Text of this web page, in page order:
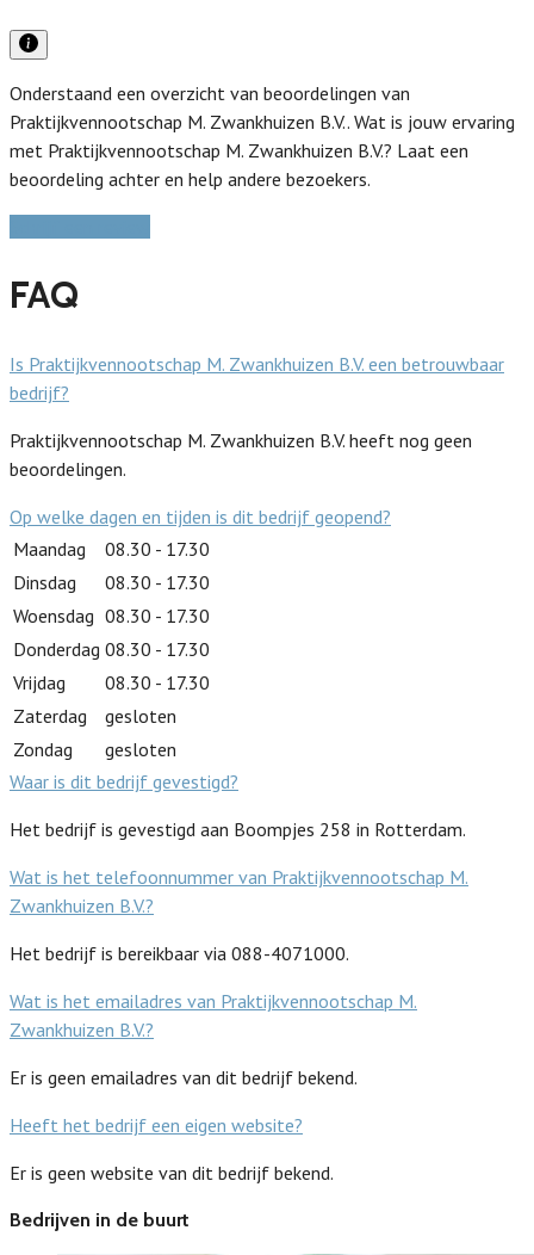
Onderstaand een overzicht van beoordelingen van
Praktijkvennootschap M. Zwankhuizen B.V.. Wat is jouw ervaring
met Praktijkvennootschap M. Zwankhuizen B.V.? Laat een
beoordeling achter en help andere bezoekers.
FAQ
Is Praktijkvennootschap M. Zwankhuizen B.V. een betrouwbaar
bedrijf?
Praktijkvennootschap M. Zwankhuizen B.V. heeft nog geen
beoordelingen.
Op welke dagen en tijden is dit bedrijf geopend?
Maandag
08.30 - 17.30
Dinsdag
08.30 - 17.30
Woensdag 08.30 - 17.30
Donderdag 08.30 - 17.30
Vrijdag
08.30 - 17.30
Zaterdag
gesloten
Zondag
gesloten
Waar is dit bedrijf gevestigd?
Het bedrijf is gevestigd aan Boompjes 258 in Rotterdam.
Wat is het telefoonnummer van Praktijkvennootschap M.
Zwankhuizen B.V.?
Het bedrijf is bereikbaar via 088-4071000.
Wat is het emailadres van Praktijkvennootschap M.
Zwankhuizen B.V.?
Er is geen emailadres van dit bedrijf bekend.
Heeft het bedrijf een eigen website?
Er is geen website van dit bedrijf bekend.
Bedrijven in de buurt